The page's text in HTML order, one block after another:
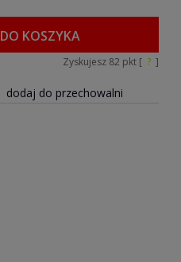
DO KOSZYKA
Zyskujesz 82 pkt [ ? ]
dodaj do przechowalni